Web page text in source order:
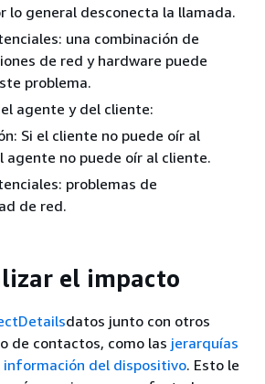
lo general desconecta la llamada.
una combinación de
de red y hardware puede
problema.
agente y del cliente:
Si el cliente no puede oír al
agente no puede oír al cliente.
problemas de
de red.
el impacto
datos junto con otros
de contactos, como las jerarquías
información del dispositivo. Esto le